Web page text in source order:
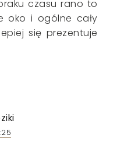
czasu rano to
oko i ogólne cały
się prezentuje